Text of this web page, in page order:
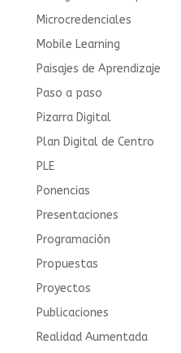
Microcredenciales
Mobile Learning
Paisajes de Aprendizaje
Paso a paso
Pizarra Digital
Plan Digital de Centro
PLE
Ponencias
Presentaciones
Programación
Propuestas
Proyectos
Publicaciones
Realidad Aumentada